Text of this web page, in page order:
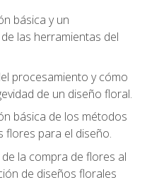
básica y un
las herramientas del
procesamiento y cómo
de un diseño floral.
básica de los métodos
flores para el diseño.
la compra de flores al
de diseños florales